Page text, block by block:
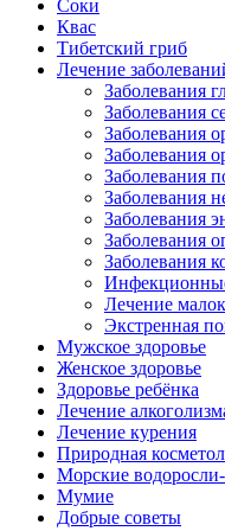
Соки
Квас
Тибетский гриб
Лечение
Заболевания
Заболевания
Заболевания
Заболевания
Заболевания
Заболевания
Заболевания
Заболевания
Заболевания
Лечение
Экстренная
Мужское здоровье
Женское здоровье
Здоровье ребёнка
Лечение
Лечение курения
Природная
Морские
Мумие
Добрые советы